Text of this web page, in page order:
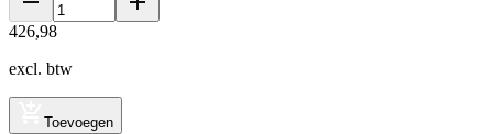
426,98
excl. btw
Toevoegen